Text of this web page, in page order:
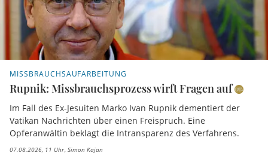
MISSBRAUCHSAUFARBEITUNG
Rupnik: Missbrauchsprozess wirft Fragen auf
Im Fall des Ex-Jesuiten Marko Ivan Rupnik dementiert der
Vatikan Nachrichten über einen Freispruch. Eine
Opferanwältin beklagt die Intransparenz des Verfahrens.
07.08.2026, 11 Uhr Simon Kajan